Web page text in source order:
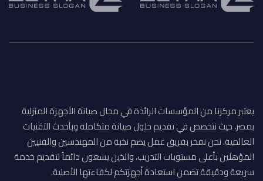
يعتبر مركزنا من المؤسسات الرائدة في مجال صيانة الأجهزة المنزلية
بمصر، حيث نتخصص في تقديم حلول صيانة متكاملة وبأحدث التقنيات
العالمية. نحن نفخر بفريق عمل يضم نخبة من المهندسين والفنيين
المؤهلين بأعلى مستويات التدريب، والذين يسعون دائماً لتقديم خدمة
سريعة ودقيقة تضمن استعادة أجهزتكم لكفاءتها الأصلية.